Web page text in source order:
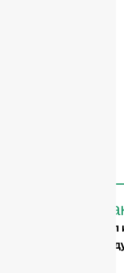
Бутылки на
выбить логотип
форму по